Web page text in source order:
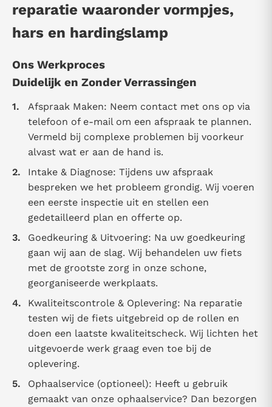
reparatie waaronder vormpjes,
hars en hardingslamp
Ons Werkproces
Duidelijk en Zonder Verrassingen
Afspraak Maken: Neem contact met ons op via
telefoon of e-mail om een afspraak te plannen.
Vermeld bij complexe problemen bij voorkeur
alvast wat er aan de hand is.
Intake & Diagnose: Tijdens uw afspraak
bespreken we het probleem grondig. Wij voeren
een eerste inspectie uit en stellen een
gedetailleerd plan en offerte op.
Goedkeuring & Uitvoering: Na uw goedkeuring
gaan wij aan de slag. Wij behandelen uw fiets
met de grootste zorg in onze schone,
georganiseerde werkplaats.
Kwaliteitscontrole & Oplevering: Na reparatie
testen wij de fiets uitgebreid op de rollen en
doen een laatste kwaliteitscheck. Wij lichten het
uitgevoerde werk graag even toe bij de
oplevering.
Ophaalservice (optioneel): Heeft u gebruik
gemaakt van onze ophaalservice? Dan bezorgen